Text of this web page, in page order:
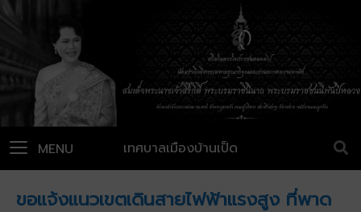
เทศบาลเมืองบ้านเป็ด
MENU
ขอแจ้งแนวเขตเดินสายไฟฟ้าแรงสูง ที่พาด